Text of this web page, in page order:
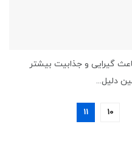
گیرایی و جذابیت بیشتر
دلیل...
10
11